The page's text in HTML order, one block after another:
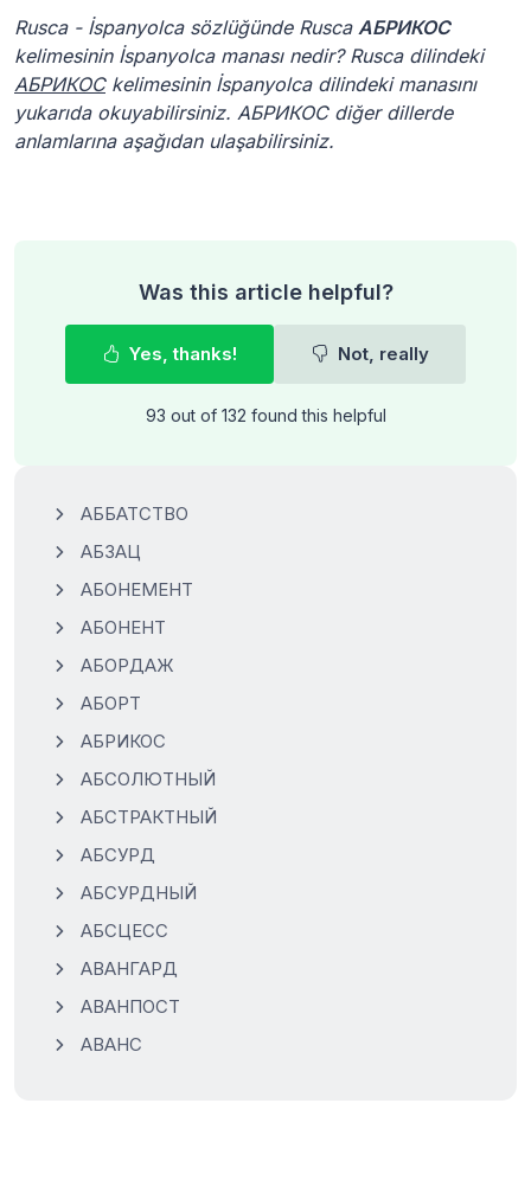
Rusca - İspanyolca sözlüğünde Rusca АБРИКОС
kelimesinin İspanyolca manası nedir? Rusca dilindeki
АБРИКОСkelimesinin İspanyolca dilindeki manasını
yukarıda okuyabilirsiniz. АБРИКОС diğer dillerde
anlamlarına aşağıdan ulaşabilirsiniz.
Was this article helpful?
Yes, thanks! Not, really
93 out of 132 found this helpful
АББАТСТВО
АБЗАЦ
АБОНЕМЕНТ
АБОНЕНТ
АБОРДАЖ
АБОРТ
АБРИКОС
АБСОЛЮТНЫЙ
АБСТРАКТНЫЙ
АБСУРД
АБСУРДНЫЙ
АБСЦЕСС
АВАНГАРД
АВАНПОСТ
АВАНС